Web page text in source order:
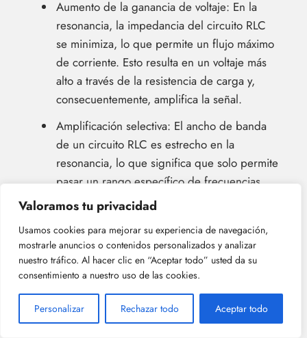
Valoramos tu privacidad
Usamos cookies para mejorar su experiencia de navegación,
mostrarle anuncios o contenidos personalizados y analizar
nuestro tráfico. Al hacer clic en “Aceptar todo” usted da su
consentimiento a nuestro uso de las cookies.
Personalizar Rechazar todo Aceptar todo
Aumento de la ganancia de voltaje: En la
resonancia, la impedancia del circuito RLC
se minimiza, lo que permite un flujo máximo
de corriente. Esto resulta en un voltaje más
alto a través de la resistencia de carga y,
consecuentemente, amplifica la señal.
Amplificación selectiva: El ancho de banda
de un circuito RLC es estrecho en la
resonancia, lo que significa que solo permite
pasar un rango específico de frecuencias
con pérdidas mínimas. Esta amplificación
selectiva mejora las señales dentro de este
rango mientras atenúa las demás.
Factor de calidad mejorado (factor Q): El
factor Q mide la eficiencia con la que un
circuito RLC almacena y libera energía.
Factores Q más altos permiten una mayor